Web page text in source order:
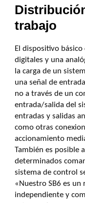
trabajo
El dispositivo
digitales y una
la carga de un
una señal de
no a través de un
entrada/salida del
entradas y salidas
como otras
accionamiento
También es posible
determinados
sistema de control
«Nuestro SB6 es
independiente y